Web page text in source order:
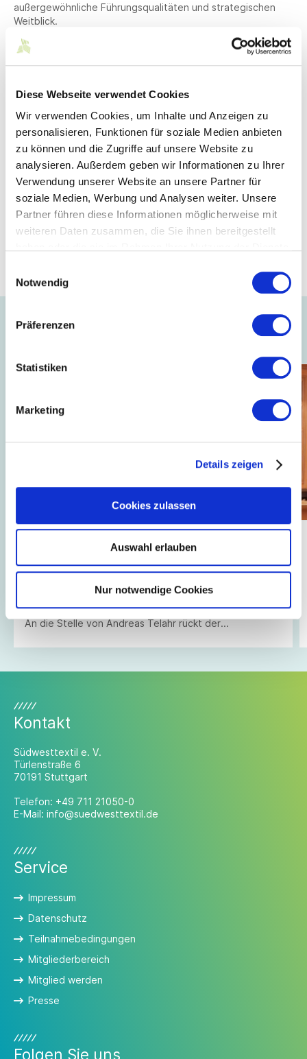
Diese Webseite verwendet Cookies
Wir verwenden Cookies, um Inhalte und Anzeigen zu
personalisieren, Funktionen für soziale Medien anbieten
zu können und die Zugriffe auf unsere Website zu
analysieren. Außerdem geben wir Informationen zu Ihrer
Verwendung unserer Website an unsere Partner für
soziale Medien, Werbung und Analysen weiter. Unsere
Partner führen diese Informationen möglicherweise mit
weiteren Daten zusammen, die Sie ihnen bereitgestellt
Notwendig
Präferenzen
Statistiken
Marketing
Details zeigen
Cookies zulassen
Auswahl erlauben
Nur notwendige Cookies
außergewöhnliche Führungsqualitäten und strategischen
Weitblick.
Im Jahr 2014 wurde er zum Chief Operations Officer ernannt
und im Juni 2015 wurde er zum Geschäftsführer von
in Europa wurden seine Kompetenzen 2016 weiter
ausgebaut.
Paco Lamas, erfahrener strategischer Manager, übernimmt
mit sofortiger Wirkung die Funktion des Interims-
Geschäftsführers bei A&E Gütermann in Gutach, um den
erfolgreich eingeschlagenen Weg fortzusetzen.
Mitglied
Fashion & Private Label
OLYMP stellt sich in den Unternehmensbereichen
Corporate Fashion und Private Label personell neu auf.
An die Stelle von Andreas Telahr rückt der
Geschäftseinheiten Corporate Fashion und Private
Kontakt
Südwesttextil e. V.
Türlenstraße 6
70191 Stuttgart
Telefon: +49 711 21050-0
E-Mail: info@suedwesttextil.de
Service
Impressum
Datenschutz
Teilnahmebedingungen
Mitgliederbereich
Mitglied werden
Presse
Folgen Sie uns